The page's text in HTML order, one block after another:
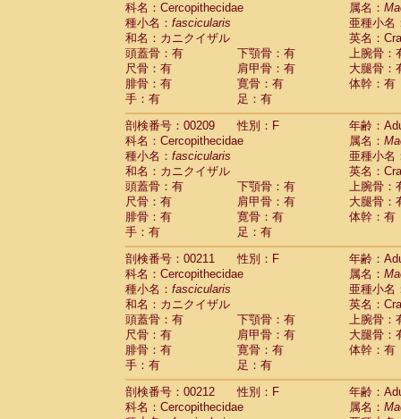
科名：Cercopithecidae
属名：
種小名： fascicularis
亜種小名
和名：カニクイザル
英名：
頭蓋骨：有
下顎骨：有
上腕骨：
尺骨：有
肩甲骨：有
大腿骨：
腓骨：有
寛骨：有
体幹：有
手：有
足：有
剖検番号：00209
性別：F
年齢：
科名：Cercopithecidae
属名：
種小名： fascicularis
亜種小名
和名：カニクイザル
英名：
頭蓋骨：有
下顎骨：有
上腕骨：
尺骨：有
肩甲骨：有
大腿骨：
腓骨：有
寛骨：有
体幹：有
手：有
足：有
剖検番号：00211
性別：F
年齢：
科名：Cercopithecidae
属名：
種小名： fascicularis
亜種小名
和名：カニクイザル
英名：
頭蓋骨：有
下顎骨：有
上腕骨：
尺骨：有
肩甲骨：有
大腿骨：
腓骨：有
寛骨：有
体幹：有
手：有
足：有
剖検番号：00212
性別：F
年齢：
科名：Cercopithecidae
属名：